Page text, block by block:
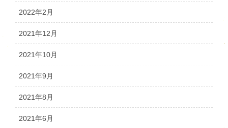
2022年2月
2021年12月
2021年10月
2021年9月
2021年8月
2021年6月